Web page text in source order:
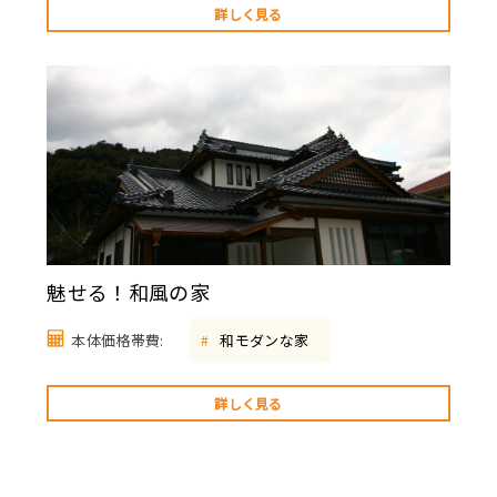
詳しく見る
魅せる！和風の家
本体価格帯費: # 和モダンな家
詳しく見る